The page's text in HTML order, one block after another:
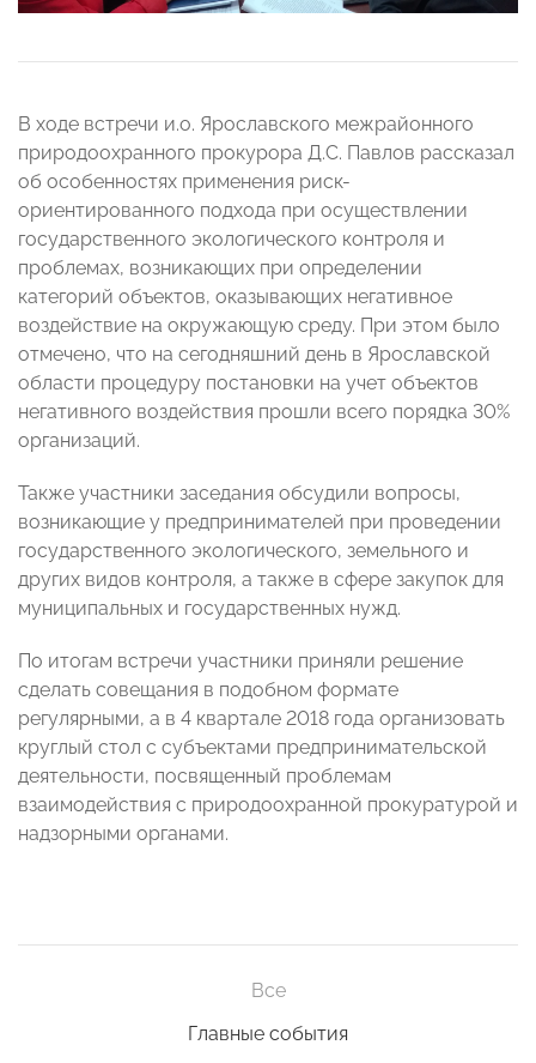
В ходе встречи и.о. Ярославского межрайонного
природоохранного прокурора Д.С. Павлов рассказал
об особенностях применения риск-
ориентированного подхода при осуществлении
государственного экологического контроля и
проблемах, возникающих при определении
категорий объектов, оказывающих негативное
воздействие на окружающую среду. При этом было
отмечено, что на сегодняшний день в Ярославской
области процедуру постановки на учет объектов
негативного воздействия прошли всего порядка 30%
организаций.
Также участники заседания обсудили вопросы,
возникающие у предпринимателей при проведении
государственного экологического, земельного и
других видов контроля, а также в сфере закупок для
муниципальных и государственных нужд.
По итогам встречи участники приняли решение
сделать совещания в подобном формате
регулярными, а в 4 квартале 2018 года организовать
круглый стол с субъектами предпринимательской
деятельности, посвященный проблемам
взаимодействия с природоохранной прокуратурой и
надзорными органами.
Все
Главные события